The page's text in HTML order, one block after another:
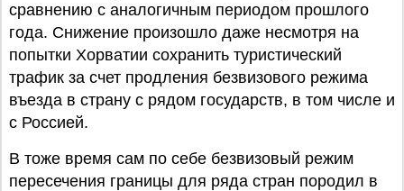
сравнению с аналогичным периодом прошлого
года. Снижение произошло даже несмотря на
попытки Хорватии сохранить туристический
трафик за счет продления безвизового режима
въезда в страну с рядом государств, в том числе и
с Россией.
В тоже время сам по себе безвизовый режим
пересечения границы для ряда стран породил в